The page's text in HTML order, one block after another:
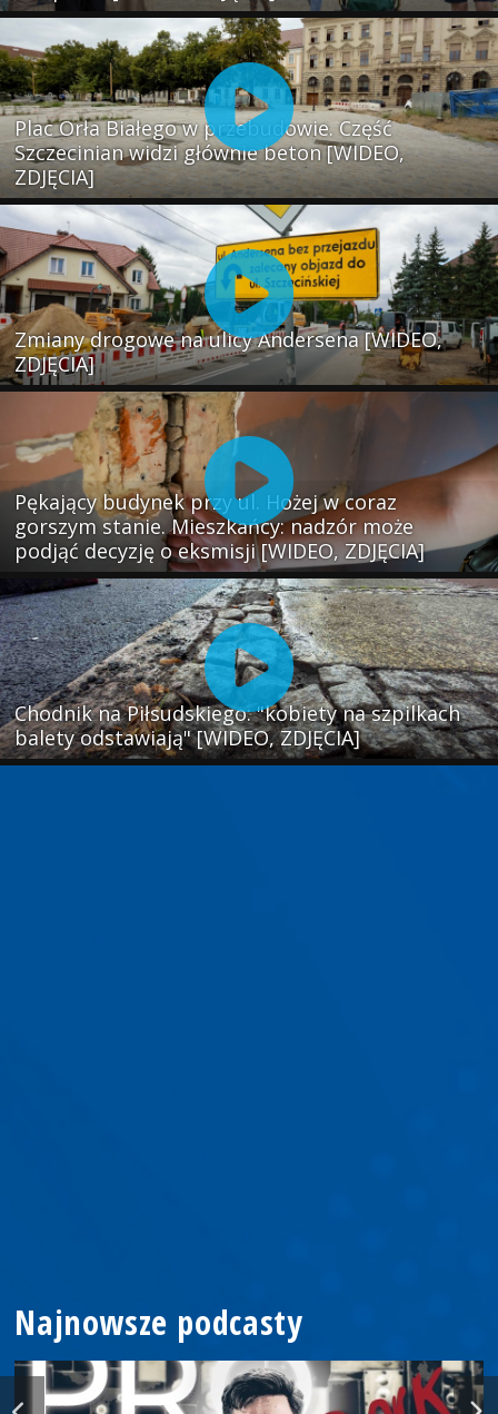
Plac Orła Białego w przebudowie. Część
Szczecinian widzi głównie beton [WIDEO,
ZDJĘCIA]
Zmiany drogowe na ulicy Andersena [WIDEO,
ZDJĘCIA]
Pękający budynek przy ul. Hożej w coraz
gorszym stanie. Mieszkańcy: nadzór może
podjąć decyzję o eksmisji [WIDEO, ZDJĘCIA]
Chodnik na Piłsudskiego: "kobiety na szpilkach
balety odstawiają" [WIDEO, ZDJĘCIA]
Najnowsze podcasty